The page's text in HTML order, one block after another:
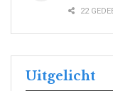
22
Uitgelicht